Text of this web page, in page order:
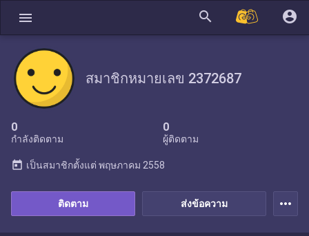
menu search account_circle
สมาชิกหมายเลข 2372687
0
กำลังติดตาม
0
ผู้ติดตาม
ส่งข้อความ
ติดตาม
today เป็นสมาชิกตั้งแต่ พฤษภาคม 2558
more_horiz